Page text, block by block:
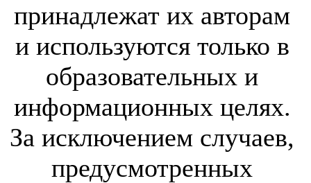
принадлежат их авторам
и используются только в
образовательных и
информационных целях.
За исключением случаев,
предусмотренных